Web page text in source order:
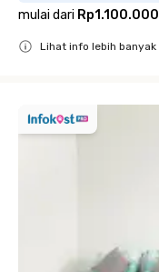
mulai dari Rp1.100.000
Lihat info lebih banyak